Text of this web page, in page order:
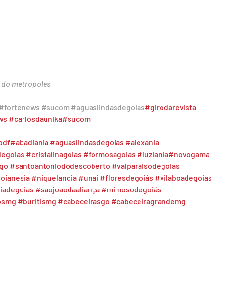
do metropoles
#fortenews #sucom #aguaslindasdegoias#girodarevista
#carlosdaunika#sucom
#abadiania #aguaslindasdegoias #alexania
#cristalinagoias #formosagoias #luziania#novogama
#santoantoniododescoberto #valparaisodegoias
#niquelandia #unai #floresdegoiás #vilaboadegoias
#saojoaodaaliança #mimosodegoiás
#buritismg #cabeceirasgo #cabeceiragrandemg